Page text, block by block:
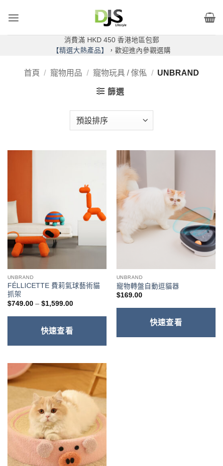
消費滿 HKD 450 香港地區包郵
【精選大熱產品】
，歡迎進內參觀選購
首頁 / 寵物用品 / 寵物玩具 / 傢俬 / UNBRAND
篩選
UNBRAND
FÉLLICETTE 費莉氣球藝術貓
抓架
$749.00 – $1,599.00價
範
$749.00
快速查看
UNBRAND
寵物轉盤自動逗貓器
$169.00
快速查看